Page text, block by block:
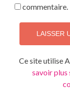
commentaire.
Ce site utilise
savoir plus